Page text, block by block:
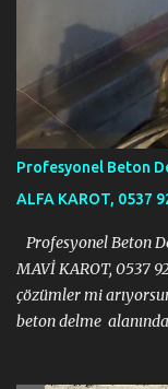
Profesyonel Beton
ALFA KAROT, 0537
Profesyonel Beton
MAVİ KAROT, 0537
çözümler mi
beton delme